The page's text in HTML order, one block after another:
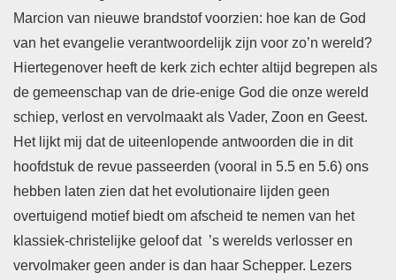
Marcion van nieuwe brandstof voorzien: hoe kan de God
van het evangelie verantwoordelijk zijn voor zo’n wereld?
Hiertegenover heeft de kerk zich echter altijd begrepen als
de gemeenschap van de drie-enige God die onze wereld
schiep, verlost en vervolmaakt als Vader, Zoon en Geest.
Het lijkt mij dat de uiteenlopende antwoorden die in dit
hoofdstuk de revue passeerden (vooral in 5.5 en 5.6) ons
hebben laten zien dat het evolutionaire lijden geen
overtuigend motief biedt om afscheid te nemen van het
klassiek-christelijke geloof dat ’s werelds verlosser en
vervolmaker geen ander is dan haar Schepper. Lezers